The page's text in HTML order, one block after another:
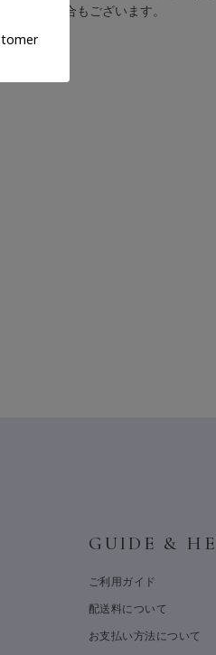
が異なる場合もございます。
GUIDE &
ご利用ガイド
配送料について
お支払い方法について